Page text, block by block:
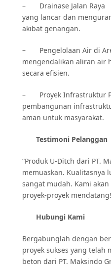
– Drainase Jalan Raya
yang lancar dan
akibat genangan.
– Pengelolaan Air di
mengendalikan aliran air
secara efisien.
– Proyek Infrastruktur
pembangunan
aman untuk masyarakat.
Testimoni Pelanggan
“Produk U-Ditch dari PT.
memuaskan. Kualitasnya
sangat mudah. Kami
proyek-proyek
Hubungi Kami
Bergabunglah dengan
proyek sukses yang telah
beton dari PT. Maksindo